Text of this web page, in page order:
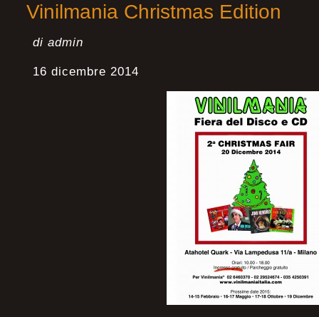
Vinilmania Christmas Edition
di admin
16 dicembre 2014